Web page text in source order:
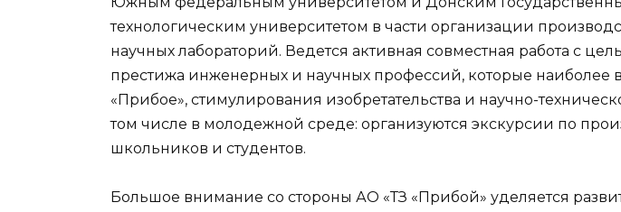
технологическим университетом в части организации
научных лабораторий. Ведется активная совместная работа с
престижа инженерных и научных профессий, которые наиболее
«Прибое», стимулирования изобретательства и научно-
том числе в молодежной среде: организуются экскурсии по
школьников и студентов.
Большое внимание со стороны АО «ТЗ «Прибой» уделяется